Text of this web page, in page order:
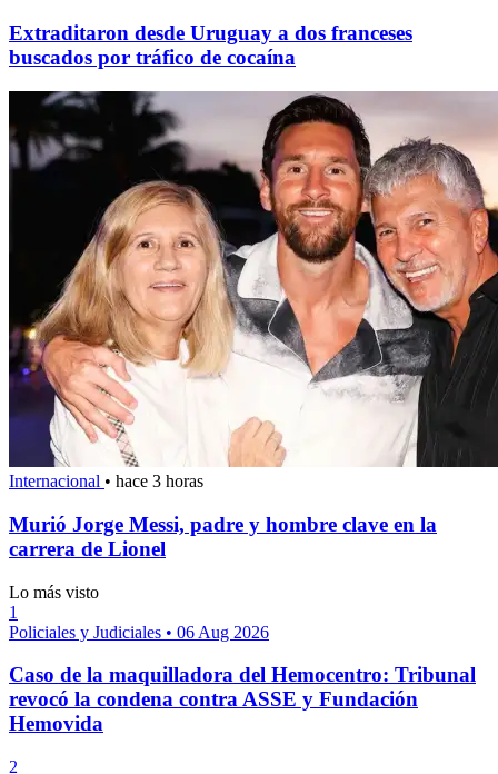
Extraditaron desde Uruguay a dos franceses
buscados por tráfico de cocaína
Internacional • hace 3 horas
Murió Jorge Messi, padre y hombre clave en la
carrera de Lionel
Lo más visto
1
Policiales y Judiciales • 06 Aug 2026
Caso de la maquilladora del Hemocentro: Tribunal
revocó la condena contra ASSE y Fundación
Hemovida
2